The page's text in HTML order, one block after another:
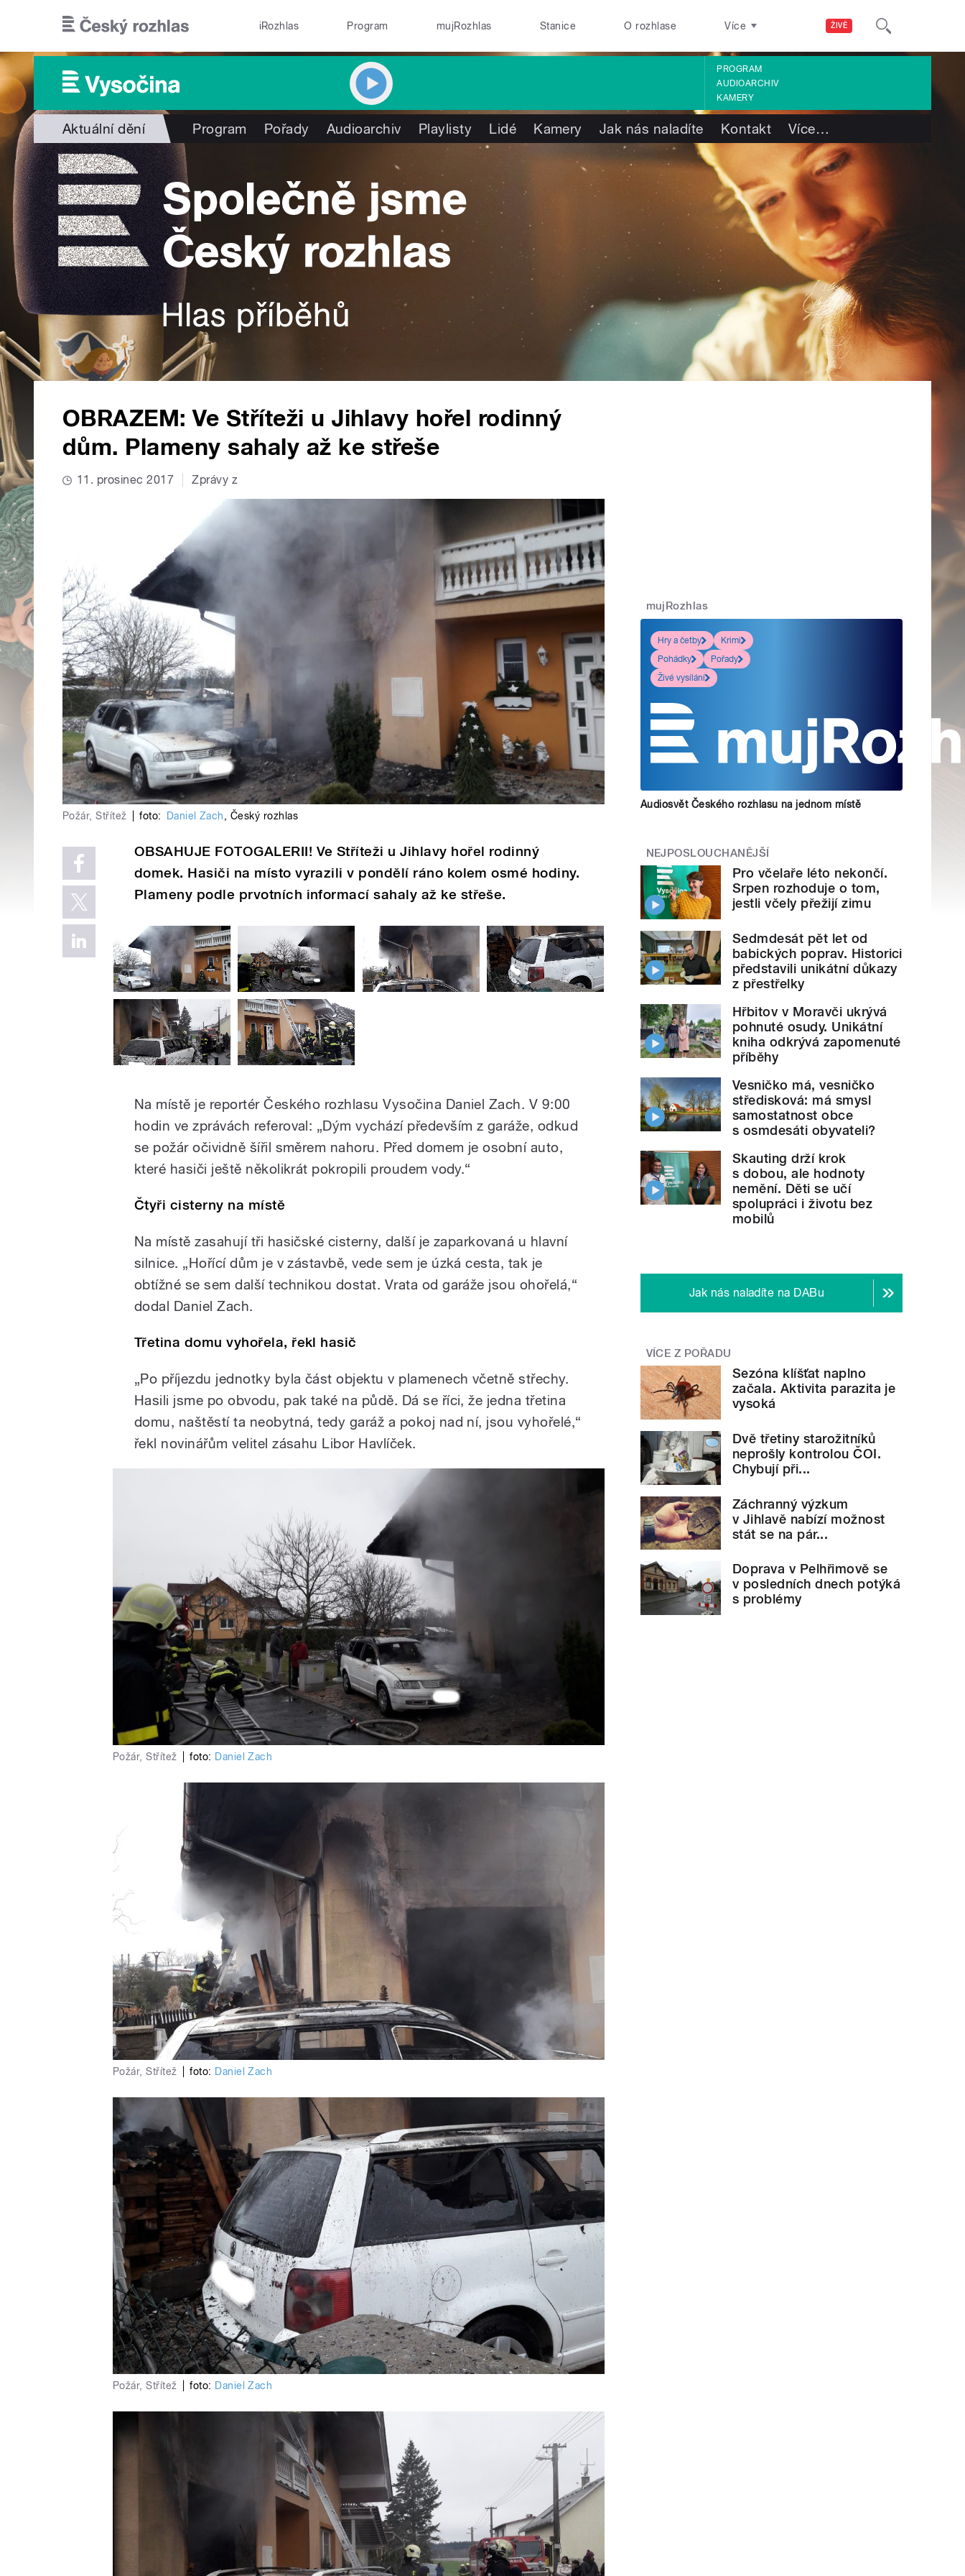
ŽIVĚ
iRozhlas Program mujRozhlas Stanice O rozhlase Více
PROGRAM
AUDIOARCHIV
KAMERY
Aktuální dění Program Pořady Audioarchiv Playlisty Lidé Kamery Jak nás naladíte Kontakt Více…
OBRAZEM: Ve Stříteži u Jihlavy hořel rodinný
dům. Plameny sahaly až ke střeše
11. prosinec 2017 Zprávy z
Požár, Střítež foto: Daniel Zach, Český rozhlas
OBSAHUJE FOTOGALERII! Ve Stříteži u Jihlavy hořel rodinný
domek. Hasiči na místo vyrazili v pondělí ráno kolem osmé hodiny.
Plameny podle prvotních informací sahaly až ke střeše.
Na místě je reportér Českého rozhlasu Vysočina Daniel Zach. V 9:00
hodin ve zprávách referoval: „Dým vychází především z garáže, odkud
se požár očividně šířil směrem nahoru. Před domem je osobní auto,
které hasiči ještě několikrát pokropili proudem vody.“
Čtyři cisterny na místě
Na místě zasahují tři hasičské cisterny, další je zaparkovaná u hlavní
silnice. „Hořící dům je v zástavbě, vede sem je úzká cesta, tak je
obtížné se sem další technikou dostat. Vrata od garáže jsou ohořelá,“
dodal Daniel Zach.
Třetina domu vyhořela, řekl hasič
„Po příjezdu jednotky byla část objektu v plamenech včetně střechy.
Hasili jsme po obvodu, pak také na půdě. Dá se říci, že jedna třetina
domu, naštěstí ta neobytná, tedy garáž a pokoj nad ní, jsou vyhořelé,“
řekl novinářům velitel zásahu Libor Havlíček.
Požár, Střítež foto: Daniel Zach
Požár, Střítež foto: Daniel Zach
Požár, Střítež foto: Daniel Zach
mujRozhlas
Hry a četby
Krimi
Pohádky
Pořady
Živé vysílání
Audiosvět Českého rozhlasu na jednom místě
NEJPOSLOUCHANĚJŠÍ
Pro včelaře léto nekončí.
Srpen rozhoduje o tom,
jestli včely přežijí zimu
Sedmdesát pět let od
babických poprav. Historici
představili unikátní důkazy
z přestřelky
Hřbitov v Moravči ukrývá
pohnuté osudy. Unikátní
kniha odkrývá zapomenuté
příběhy
Vesničko má, vesničko
středisková: má smysl
samostatnost obce
s osmdesáti obyvateli?
Skauting drží krok
s dobou, ale hodnoty
nemění. Děti se učí
spolupráci i životu bez
mobilů
Jak nás naladíte na DABu
VÍCE Z POŘADU
Sezóna klíšťat naplno
začala. Aktivita parazita je
vysoká
Dvě třetiny starožitníků
neprošly kontrolou ČOI.
Chybují při...
Záchranný výzkum
v Jihlavě nabízí možnost
stát se na pár...
Doprava v Pelhřimově se
v posledních dnech potýká
s problémy